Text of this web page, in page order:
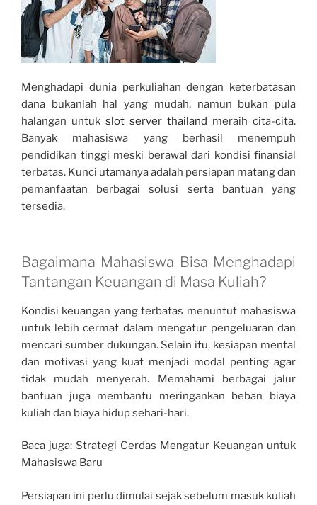
Menghadapi dunia perkuliahan dengan keterbatasan
dana bukanlah hal yang mudah, namun bukan pula
halangan untuk slot server thailand meraih cita-cita.
Banyak mahasiswa yang berhasil menempuh
pendidikan tinggi meski berawal dari kondisi finansial
terbatas. Kunci utamanya adalah persiapan matang dan
pemanfaatan berbagai solusi serta bantuan yang
tersedia.
Bagaimana Mahasiswa Bisa Menghadapi
Tantangan Keuangan di Masa Kuliah?
Kondisi keuangan yang terbatas menuntut mahasiswa
untuk lebih cermat dalam mengatur pengeluaran dan
mencari sumber dukungan. Selain itu, kesiapan mental
dan motivasi yang kuat menjadi modal penting agar
tidak mudah menyerah. Memahami berbagai jalur
bantuan juga membantu meringankan beban biaya
kuliah dan biaya hidup sehari-hari.
Baca juga: Strategi Cerdas Mengatur Keuangan untuk
Mahasiswa Baru
Persiapan ini perlu dimulai sejak sebelum masuk kuliah